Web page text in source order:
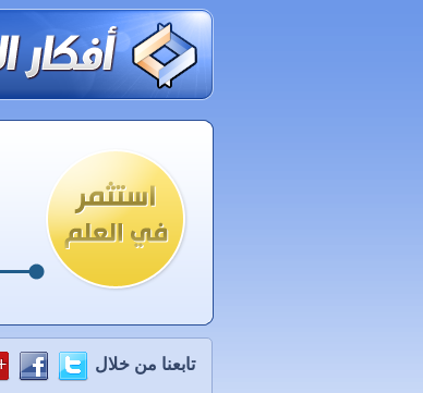
تابعنا من خلال